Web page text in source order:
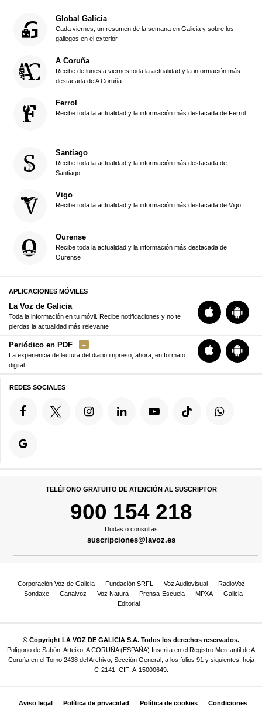
Global Galicia
Cada viernes, un resumen de la semana en Galicia y sobre los
gallegos en el exterior
A Coruña
Recibe de lunes a viernes toda la actualidad y la información más
destacada de A Coruña
Ferrol
Recibe toda la actualidad y la información más destacada de Ferrol
Santiago
Recibe toda la actualidad y la información más destacada de
Santiago
Vigo
Recibe toda la actualidad y la información más destacada de Vigo
Ourense
Recibe toda la actualidad y la información más destacada de
Ourense
APLICACIONES MÓVILES
La Voz de Galicia
Toda la información en tu móvil. Recibe notificaciones y no te
pierdas la actualidad más relevante
Periódico en PDF
La experiencia de lectura del diario impreso, ahora, en formato
digital
REDES SOCIALES
TELÉFONO GRATUITO DE ATENCIÓN AL SUSCRIPTOR
900 154 218
Dudas o consultas
suscripciones@lavoz.es
Corporación Voz de Galicia Fundación SRFL Voz Audiovisual
RadioVoz
Sondaxe
Canalvoz Voz Natura Prensa-Escuela MPXA
Galicia
Editorial
© Copyright LA VOZ DE GALICIA S.A. Todos los derechos reservados.
Polígono de Sabón, Arteixo, A CORUÑA (ESPAÑA) Inscrita en el Registro Mercantil de A
Coruña en el Tomo 2438 del Archivo, Sección General, a los folios 91 y siguientes, hoja
C-2141. CIF: A-15000649.
Aviso legal Política de privacidad Política de cookies Condiciones